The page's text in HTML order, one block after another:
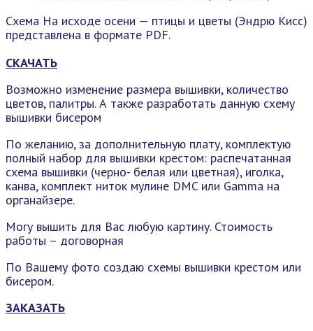
Схема На исходе осени — птицы и цветы (Эндрю Кисс)
представлена в формате PDF.
СКАЧАТЬ
Возможно изменение размера вышивки, количество
цветов, палитры. А также разработать данную схему
вышивки бисером
По желанию, за дополнительную плату, комплектую
полный набор для вышивки крестом: распечатанная
схема вышивки (черно- белая или цветная), иголка,
канва, комплект ниток мулине DMC или Gamma на
органайзере.
Могу вышить для Вас любую картину. Стоимость
работы – договорная
По Вашему фото создаю схемы вышивки крестом или
бисером.
ЗАКАЗАТЬ